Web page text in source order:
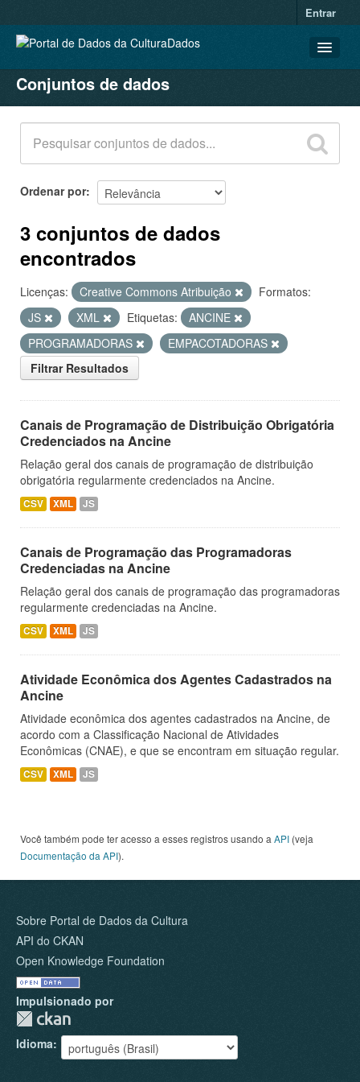
Entrar
CONJUNTOS DE DADOS
ORGANIZAÇÕES
GRUPOS
SOBRE
Conjuntos de dados
Ordenar por
3 conjuntos de dados
encontrados
Licenças: Creative Commons Atribuição
Formatos:
JS
XML Etiquetas:
ANCINE
PROGRAMADORAS
EMPACOTADORAS
Filtrar Resultados
Canais de Programação de Distribuição Obrigatória
Credenciados na Ancine
Relação geral dos canais de programação de distribuição
obrigatória regularmente credenciados na Ancine.
CSV XML JS
Canais de Programação das Programadoras
Credenciadas na Ancine
Relação geral dos canais de programação das programadoras
regularmente credenciadas na Ancine.
CSV XML JS
Atividade Econômica dos Agentes Cadastrados na
Ancine
Atividade econômica dos agentes cadastrados na Ancine, de
acordo com a Classificação Nacional de Atividades
Econômicas (CNAE), e que se encontram em situação regular.
CSV XML JS
Você também pode ter acesso a esses registros usando a API (veja
Documentação da API).
Sobre Portal de Dados da Cultura
API do CKAN
Open Knowledge Foundation
Impulsionado por
Idioma